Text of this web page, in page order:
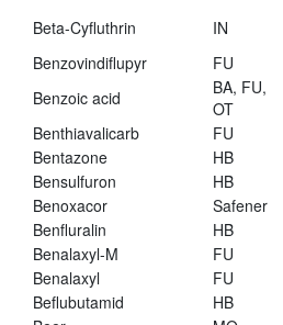
Beta-Cyfluthrin
IN
Benzovindiflupyr
FU
Benzoic acid
BA, FU,
OT
Benthiavalicarb
FU
Bentazone
HB
Bensulfuron
HB
Benoxacor
Safener
Benfluralin
HB
Benalaxyl-M
FU
Benalaxyl
FU
Beflubutamid
HB